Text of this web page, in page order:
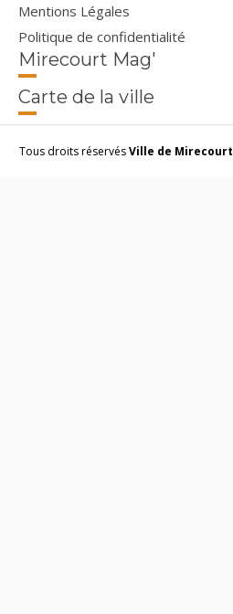
Mentions Légales
Politique de confidentialité
Mirecourt Mag'
Carte de la ville
Tous droits réservésVille de Mirecourt